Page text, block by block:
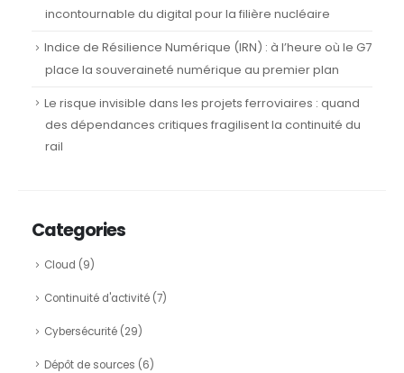
incontournable du digital pour la filière nucléaire
Indice de Résilience Numérique (IRN) : à l’heure où le G7
place la souveraineté numérique au premier plan
Le risque invisible dans les projets ferroviaires : quand
des dépendances critiques fragilisent la continuité du
rail
Categories
Cloud (9)
Continuité d'activité(7)
Cybersécurité(29)
Dépôt de sources (6)